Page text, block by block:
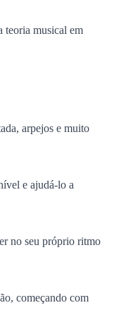
teoria musical em
arpejos e muito
e ajudá-lo a
no seu próprio ritmo
começando com